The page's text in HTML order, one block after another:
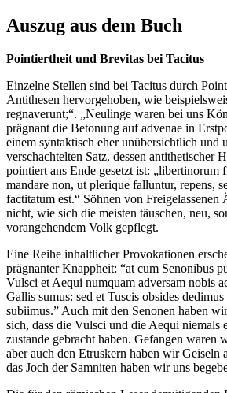
Auszug aus dem Buch
Pointiertheit und Brevitas bei Tacitus
Einzelne Stellen sind bei Tacitus durch
Antithesen hervorgehoben, wie
regnaverunt;“. „Neulinge waren bei uns
prägnant die Betonung auf advenae in
einem syntaktisch eher unübersichtlich und
verschachtelten Satz, dessen antithetischer
pointiert ans Ende gesetzt ist: „libertinorum
mandare non, ut plerique falluntur, repens,
factitatum est.“ Söhnen von Freigelassenen
nicht, wie sich die meisten täuschen, neu,
vorangehendem Volk gepflegt.
Eine Reihe inhaltlicher Provokationen
prägnanter Knappheit: “at cum Senonibus
Vulsci et Aequi numquam adversam nobis
Gallis sumus: sed et Tuscis obsides
subiimus.” Auch mit den Senonen haben
sich, dass die Vulsci und die Aequi niemals
zustande gebracht haben. Gefangen waren
aber auch den Etruskern haben wir Geiseln
das Joch der Samniten haben wir uns